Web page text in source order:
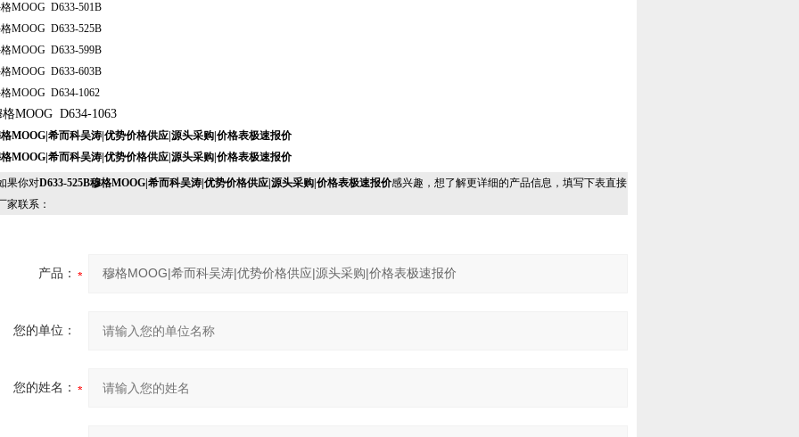
MOOG D633-501B
MOOG D633-525B
MOOG D633-599B
MOOG D633-603B
MOOG D634-1062
格MOOG D634-1063
MOOG|希而科吴涛|优势价格供应|源头采购|价格表极速报价
MOOG|希而科吴涛|优势价格供应|源头采购|价格表极速报价
果你对D633-525B穆格MOOG|希而科吴涛|优势价格供应|源头采购|价格表极速报价感兴趣，想了解更详细的产品信息，填写下表直接
家联系：
产品：
您的单位：
您的姓名：